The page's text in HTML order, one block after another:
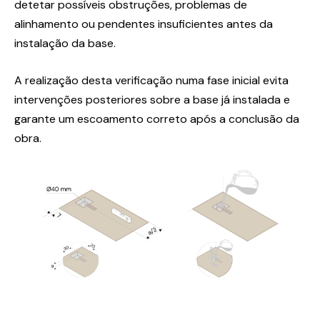
detetar possíveis obstruções, problemas de
alinhamento ou pendentes insuficientes antes da
instalação da base.
A realização desta verificação numa fase inicial evita
intervenções posteriores sobre a base já instalada e
garante um escoamento correto após a conclusão da
obra.